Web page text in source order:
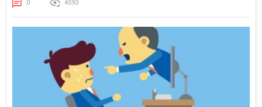
0 4593